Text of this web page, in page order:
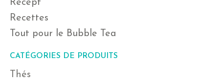
Recept
Recettes
Tout pour le Bubble Tea
CATÉGORIES DE PRODUITS
Thés